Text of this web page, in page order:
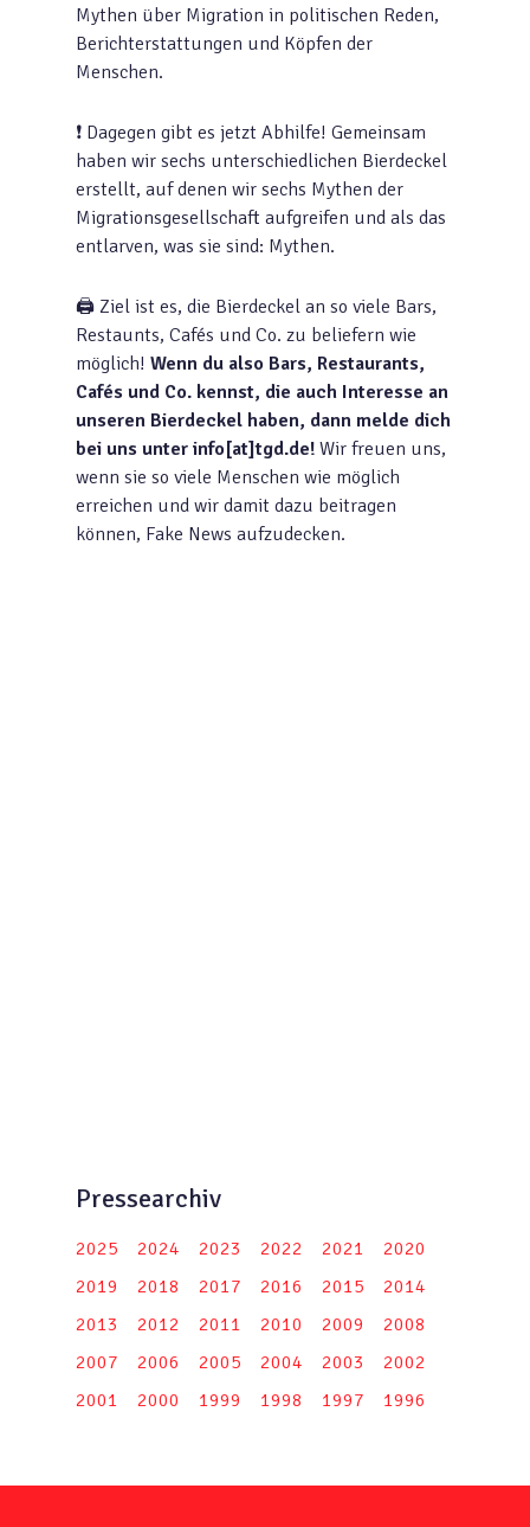
Mythen über Migration in politischen Reden,
Berichterstattungen und Köpfen der
Menschen.
❗ Dagegen gibt es jetzt Abhilfe! Gemeinsam
haben wir sechs unterschiedlichen Bierdeckel
erstellt, auf denen wir sechs Mythen der
Migrationsgesellschaft aufgreifen und als das
entlarven, was sie sind: Mythen.
🖨️ Ziel ist es, die Bierdeckel an so viele Bars,
Restaunts, Cafés und Co. zu beliefern wie
möglich!Wenn du also Bars, Restaurants,
Cafés und Co. kennst, die auch Interesse an
unseren Bierdeckel haben, dann melde dich
bei uns unter info[at]tgd.de! Wir freuen uns,
wenn sie so viele Menschen wie möglich
erreichen und wir damit dazu beitragen
können, Fake News aufzudecken.
Pressearchiv
2025 2024 2023 2022 2021
2020
2019
2018 2017 2016 2015
2014
2013
2012 2011 2010 2009
2008
2007
2006 2005 2004 2003
2002
2001
2000 1999 1998 1997 1996